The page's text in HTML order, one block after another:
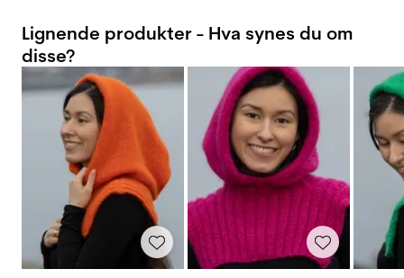
Lignende produkter - Hva synes du om
disse?